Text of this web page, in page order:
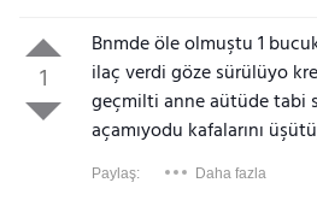
1
Bnmde öle olmuştu 1
ilaç verdi göze sürülüyo
geçmilti anne aütüde tabi
açamıyodu kafalarını
Paylaş: Daha fazla